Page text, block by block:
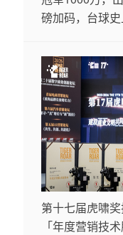
磅加码，台球史
第十七届虎啸
「年度营销技